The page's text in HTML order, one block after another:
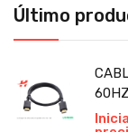
Último